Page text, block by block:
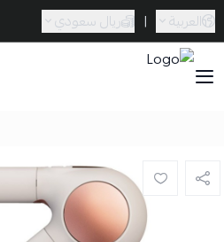
العربية | ريال سعودي